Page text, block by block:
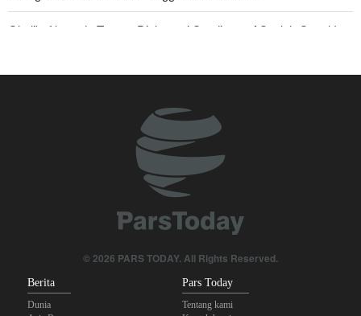
Ghalibaf kepada Trump: Diplomasi Sandiwara AS telah Gagal !
Joe Kent: Komunitas Intelijen AS Tahu Iran Tidak Buat Nuklir, Tapi
Suara Mereka Dibungkam
Mengapa Lobi Zionis di Amerika Tidak Lagi Seefektif Dulu?
Anggota Senior Ansarullah: Pernyataan DK PBB Tidak Layak
© 2026 PARS TODAY. All Rights Reserved.
Berita
Dunia
Pars Today
Tentang kami